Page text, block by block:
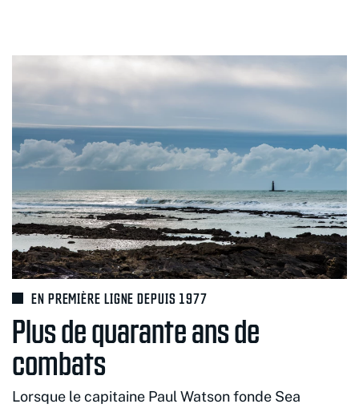
EN PREMIÈRE LIGNE DEPUIS 1977
Plus de quarante ans de
combats
Lorsque le capitaine Paul Watson fonde Sea